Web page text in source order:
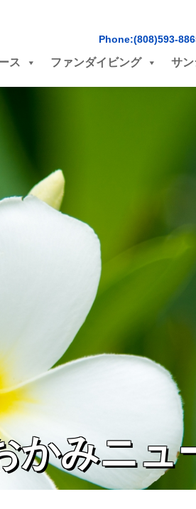
Phone:(808)593-
ス ファンダイビング サ
みニュ